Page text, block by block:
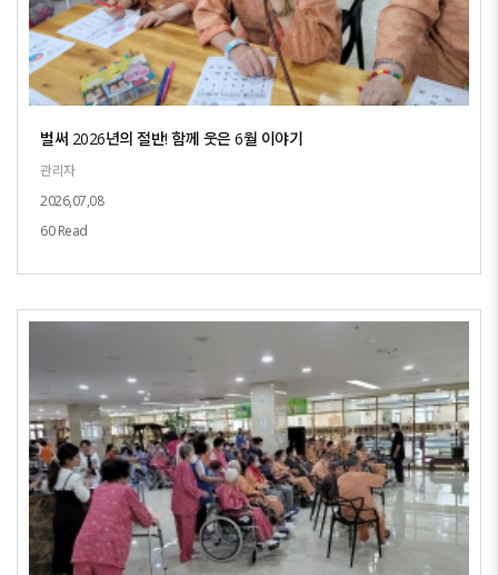
벌써 2026년의 절반! 함께 웃은 6월 이야기
관리자
2026,07,08
60 Read